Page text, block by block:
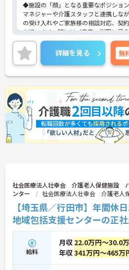
◆施設の「顔」となる重要なポジショ
マネジャーや介護スタッフと連携しな
の受け入れやご家族様の相談対応、契
を行います。時にはご自宅へ説明に伺
務の幅は広いですが、その分、お客様
に寄り添い、解決できた時の喜びはひと
親身な対応ができるあなたを、スタッ
っています。
◆年間休日は117日以上あり、シフト
休も考慮してもらえるので予定が立て
しいポイントです。有給休暇は1時間単
るので、「ちょっと用事を済ませたい
も便利。オンとオフを上手に切り替え
い働き方が実現できます。
◆タブレット端末を活用した介護記録
入♪スタッフ同士の情報共有もスムー
詳細を見る 無
社会医療法人壮幸会 介護老人保健施設
ンター
社会医療法人壮幸会 介護老人
【埼玉県／行田市】年間
地域包括支援センターの正社
給料
月収 22.0万円～30.0
年収341万円～465万